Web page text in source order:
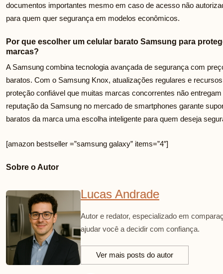
documentos importantes mesmo em caso de acesso não
para quem quer segurança em modelos econômicos.
Por que escolher um celular barato Samsung para
marcas?
A Samsung combina tecnologia avançada de segurança com
baratos. Com o Samsung Knox, atualizações regulares e
proteção confiável que muitas marcas concorrentes não
reputação da Samsung no mercado de smartphones garante
baratos da marca uma escolha inteligente para quem deseja
[amazon bestseller =”samsung galaxy” items=”4″]
Sobre o Autor
Lucas Andrade
Autor e redator, especializado em
ajudar você a decidir com confiança.
Ver mais posts do autor